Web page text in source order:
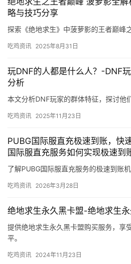
略与技巧分享
探索《绝地求生》中菠萝影的王者巅峰
吃鸡资讯 2025年8月31日
玩DNF的人都是什么人？-DNF
分析
本文分析DNF玩家的群体特征，探讨他
吃鸡资讯 2025年11月23日
PUBG国际服直充极速到账，快
国际服直充服务如何实现极速到
了解PUBG国际服直充服务的极速到账
吃鸡资讯 2026年3月28日
绝地求生永久黑卡盟-绝地求生
提供绝地求生永久黑卡盟购买服务，享
平。
吃鸡资讯 2024年11月23日